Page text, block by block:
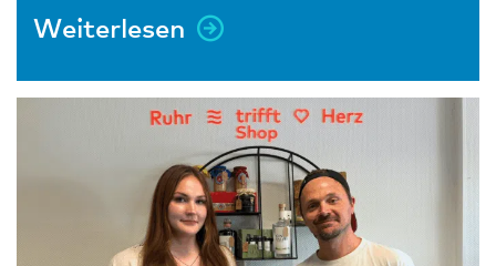
Weiterlesen